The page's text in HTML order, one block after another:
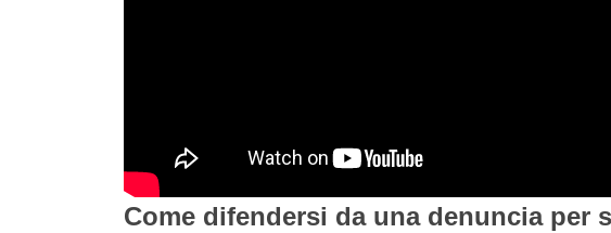
Come difendersi da una denuncia per